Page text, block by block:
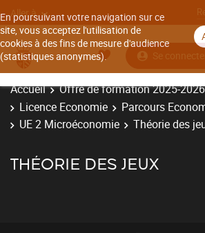
En poursuivant votre navigation sur ce
site, vous acceptez l'utilisation de
cookies à des fins de mesure d'audience
(statistiques anonymes).
Aller à
Se connecter
Accueil Offre de formation 2025-2026
Licence Economie
Parcours
UE 2 Microéconomie
Théorie des
THÉORIE DES JEUX